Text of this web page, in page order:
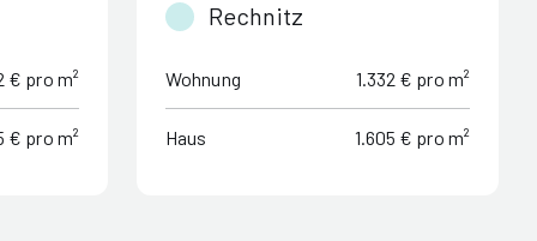
€ pro m²
€ pro m²
Rechnitz
Wohnung 1.332 € pro m²
Haus 1.605 € pro m²